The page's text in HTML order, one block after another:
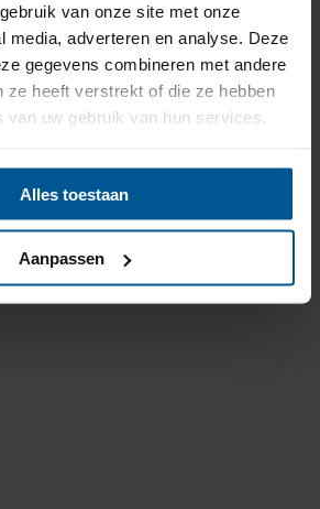
van onze site met onze
media, adverteren en analyse. Deze
gegevens combineren met andere
ze heeft verstrekt of die ze hebben
van uw gebruik van hun services.
Alles toestaan
Aanpassen